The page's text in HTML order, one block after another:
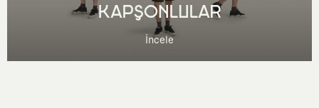
KAPŞONLULAR
İncele